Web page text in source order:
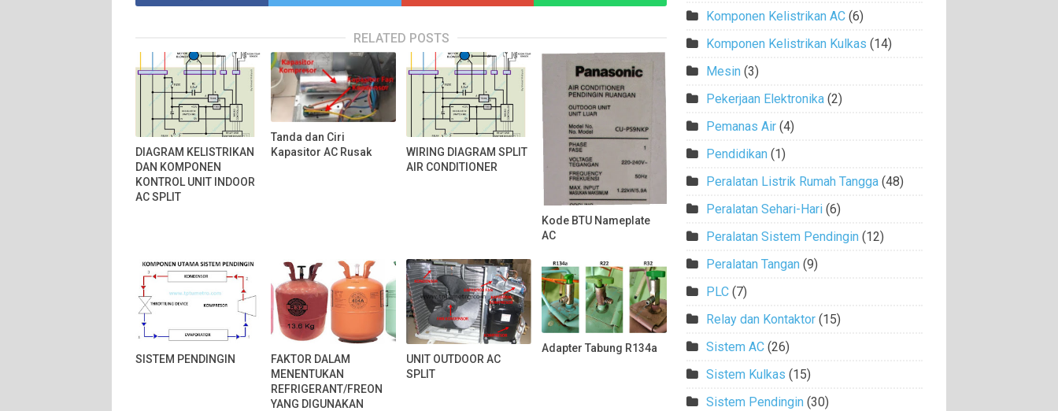
RELATED POSTS
DIAGRAM KELISTRIKAN
DAN KOMPONEN
KONTROL UNIT INDOOR
AC SPLIT
Tanda dan Ciri
Kapasitor AC Rusak
WIRING DIAGRAM SPLIT
AIR CONDITIONER
Kode BTU Nameplate
AC
SISTEM PENDINGIN
FAKTOR DALAM
MENENTUKAN
REFRIGERANT/FREON
YANG DIGUNAKAN
UNIT OUTDOOR AC
SPLIT
Adapter Tabung R134a
Komponen Kelistrikan AC (6)
Komponen Kelistrikan Kulkas (14)
Mesin (3)
Pekerjaan Elektronika (2)
Pemanas Air (4)
Pendidikan (1)
Peralatan Listrik Rumah Tangga (48)
Peralatan Sehari-Hari (6)
Peralatan Sistem Pendingin (12)
Peralatan Tangan (9)
PLC (7)
Relay dan Kontaktor (15)
Sistem AC (26)
Sistem Kulkas (15)
Sistem Pendingin (30)